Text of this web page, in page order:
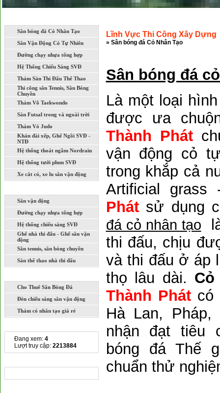
Sân bóng đá Cỏ Nhân Tạo
Sân Vận Động Cỏ Tự Nhiên
Đường chạy nhựa tổng hợp
Hệ Thống Chiếu Sáng SVĐ
Thảm Sàn Thi Đấu Thể Thao
Thi công sân Tennis, Sân Bóng
Chuyền
Thảm Võ Taekwondo
Sàn Futsal trong và ngoài trời
Thảm Vỏ Judo
Khán đài xếp, Ghế Ngồi SVĐ -
NTĐ
Hệ thống thoát ngầm Nordrain
Hệ thống tưới phun SVĐ
Xe cắt cỏ, xe lu sân vận động
Sân vận động
Đường chạy nhựa tổng hợp
Hệ thống chiếu sáng SVĐ
Ghế nhà thi đấu - Ghế sân vận
động
Sân tennis, sân bóng chuyền
Sàn thể thao nhà thi đấu
Cho Thuê Sân Bóng Đá
Đèn chiếu sáng sân vận động
Thảm cỏ nhân tạo giá rẻ
Đang xem: 4
Lượt truy cập: 2213884
Lĩnh Vực Thi Công Xây Dựng
» Sân bóng đá Cỏ Nhân Tạo
Sân bóng đá
Là một loại
được ưa
Thành Phát
vận động cỏ
trong khắp cả
Artificial
Phátsử dụng
đá cỏ nhân tạo
thi đấu, chịu
và thi đấu ở áp
thọ lâu dài.
Thành Phátcó
Hà Lan,
nhận đạt tiêu
bóng đá Thế
chuẩn thử